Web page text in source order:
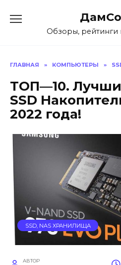
содержаниюОбзоры, рейтинги
ГЛАВНАЯ » КОМПЬЮТЕРЫ »
ТОП—10.
SSD
2022 года!
SSD, NAS ХРАНИЛИЩА
АВТОР